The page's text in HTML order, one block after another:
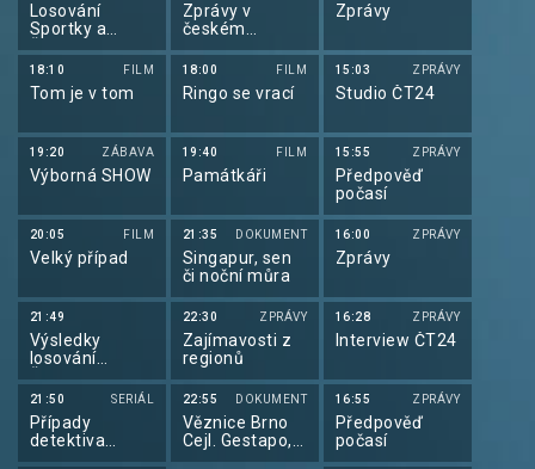
Losování
Sportky a
Šance
18:10 FILM
Tom je v tom
19:20 ZÁBAVA
Výborná SHOW
20:05 FILM
Velký případ
21:49
Výsledky
losování
Šťastných 10
21:50 SERIÁL
Případy
detektiva
Murdocha XVI
Zprávy v
českém
znakovém
jazyce
18:00 FILM
Ringo se vrací
19:40 FILM
Památkáři
21:35 DOKUMENT
Singapur, sen
či noční můra
22:30 ZPRÁVY
Zajímavosti z
regionů
22:55 DOKUMENT
Věznice Brno
Cejl. Gestapo,
stalinismus a
Zprávy
15:03 ZPRÁVY
Studio ČT24
15:55 ZPRÁVY
Předpověď
počasí
16:00 ZPRÁVY
Zprávy
16:28 ZPRÁVY
Interview ČT24
16:55 ZPRÁVY
Předpověď
počasí